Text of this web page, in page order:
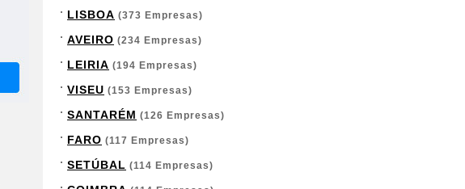
LISBOA (373 Empresas)
AVEIRO (234 Empresas)
LEIRIA (194 Empresas)
VISEU (153 Empresas)
SANTARÉM (126 Empresas)
FARO (117 Empresas)
SETÚBAL (114 Empresas)